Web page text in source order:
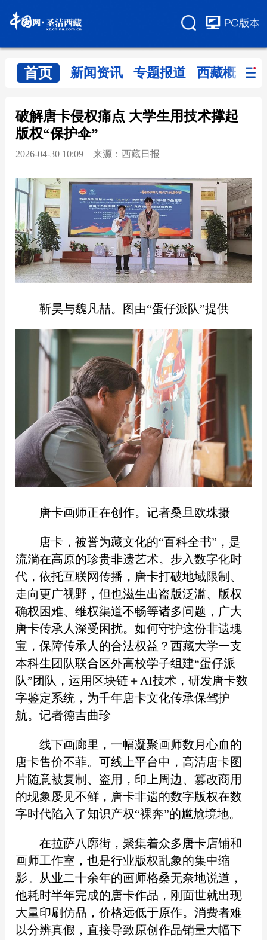
首页 新闻资讯 专题报道 西藏概览
破解唐卡侵权痛点 大学生用技术撑起
版权“保护伞”
2026-04-30 10:09 来源：西藏日报
靳昊与魏凡喆。图由“蛋仔派队”提供
唐卡画师正在创作。记者桑旦欧珠摄
唐卡，被誉为藏文化的“百科全书”，是
流淌在高原的珍贵非遗艺术。步入数字化时
代，依托互联网传播，唐卡打破地域限制、
走向更广视野，但也滋生出盗版泛滥、版权
确权困难、维权渠道不畅等诸多问题，广大
唐卡传承人深受困扰。如何守护这份非遗瑰
宝，保障传承人的合法权益？西藏大学一支
本科生团队联合区外高校学子组建“蛋仔派
队”团队，运用区块链＋AI技术，研发唐卡数
字鉴定系统，为千年唐卡文化传承保驾护
航。记者德吉曲珍
线下画廊里，一幅凝聚画师数月心血的
唐卡售价不菲。可线上平台中，高清唐卡图
片随意被复制、盗用，印上周边、篡改商用
的现象屡见不鲜，唐卡非遗的数字版权在数
字时代陷入了知识产权“裸奔”的尴尬境地。
在拉萨八廓街，聚集着众多唐卡店铺和
画师工作室，也是行业版权乱象的集中缩
影。从业二十余年的画师格桑无奈地说道，
他耗时半年完成的唐卡作品，刚面世就出现
大量印刷仿品，价格远低于原作。消费者难
以分辨真假，直接导致原创作品销量大幅下